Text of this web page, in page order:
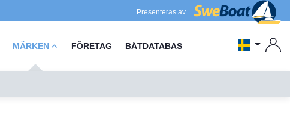
Presenteras av
MÄRKEN FÖRETAG BÅTDATABAS